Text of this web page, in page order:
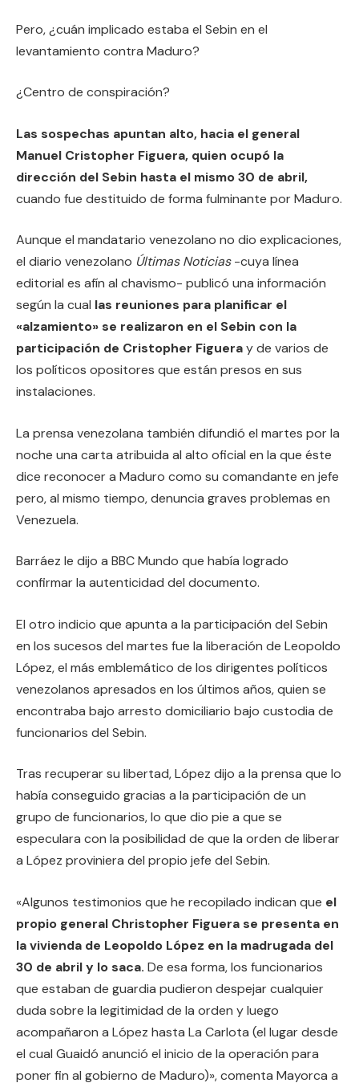
Pero, ¿cuán implicado estaba el Sebin en el
levantamiento contra Maduro?
¿Centro de conspiración?
Las sospechas apuntan alto, hacia el general
Manuel Cristopher Figuera, quien ocupó la
dirección del Sebin hasta el mismo 30 de abril,
cuando fue destituido de forma fulminante por Maduro.
Aunque el mandatario venezolano no dio explicaciones,
el diario venezolano Últimas Noticias-cuya línea
editorial es afín al chavismo- publicó una información
según la cual las reuniones para planificar el
«alzamiento» se realizaron en el Sebin con la
participación de Cristopher Figueray de varios de
los políticos opositores que están presos en sus
instalaciones.
La prensa venezolana también difundió el martes por la
noche una carta atribuida al alto oficial en la que éste
dice reconocer a Maduro como su comandante en jefe
pero, al mismo tiempo, denuncia graves problemas en
Venezuela.
Barráez le dijo a BBC Mundo que había logrado
confirmar la autenticidad del documento.
El otro indicio que apunta a la participación del Sebin
en los sucesos del martes fue la liberación de Leopoldo
López, el más emblemático de los dirigentes políticos
venezolanos apresados en los últimos años, quien se
encontraba bajo arresto domiciliario bajo custodia de
funcionarios del Sebin.
Tras recuperar su libertad, López dijo a la prensa que lo
había conseguido gracias a la participación de un
grupo de funcionarios, lo que dio pie a que se
especulara con la posibilidad de que la orden de liberar
a López proviniera del propio jefe del Sebin.
«Algunos testimonios que he recopilado indican que el
propio general Christopher Figuera se presenta en
la vivienda de Leopoldo López en la madrugada del
30 de abril y lo saca. De esa forma, los funcionarios
que estaban de guardia pudieron despejar cualquier
duda sobre la legitimidad de la orden y luego
acompañaron a López hasta La Carlota (el lugar desde
el cual Guaidó anunció el inicio de la operación para
poner fin al gobierno de Maduro)», comenta Mayorca a